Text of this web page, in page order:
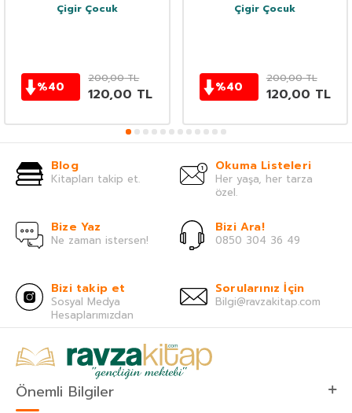
Çigir Çocuk
%40
200,00TL
120,00 TL
Çigir Çocuk
%40
200,00TL
120,00 TL
Blog
Kitapları takip et.
Okuma Listeleri
Her yaşa, her tarza
özel.
Bize Yaz
Ne zaman istersen!
Bizi Ara!
0850 304 36 49
Bizi takip et
Sosyal Medya
Hesaplarımızdan
Sorularınız İçin
Bilgi@ravzakitap.com
Önemli Bilgiler